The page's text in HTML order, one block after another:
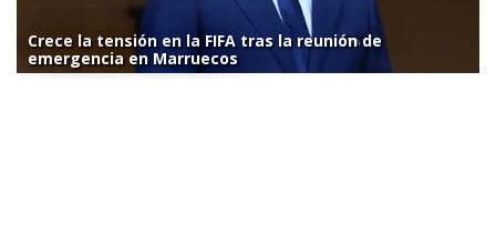
Crece la tensión en la FIFA tras la reunión de
emergencia en Marruecos